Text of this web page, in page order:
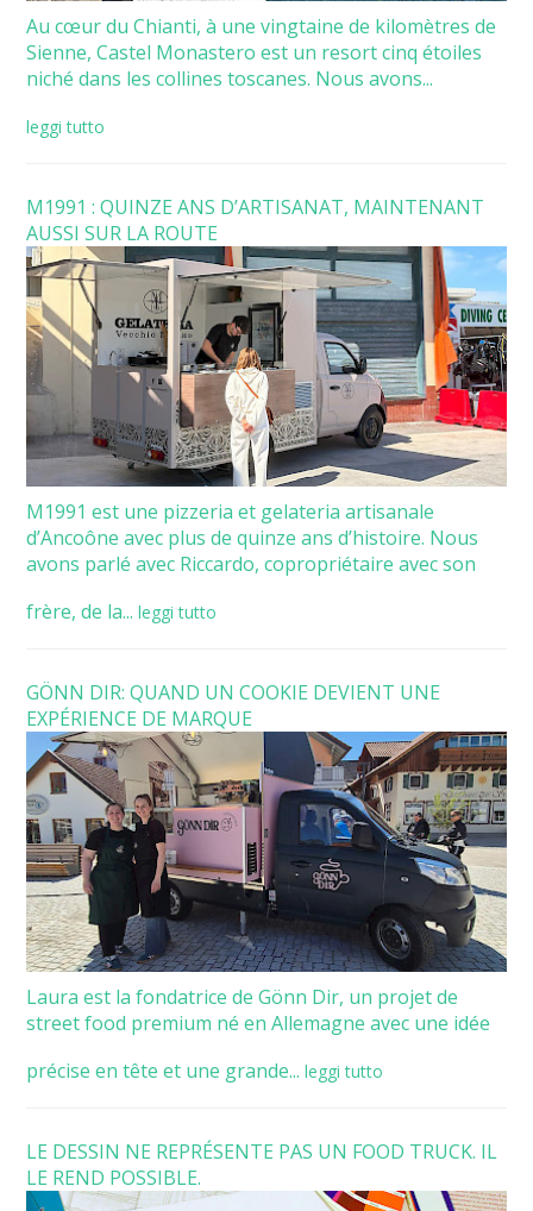
Au cœur du Chianti, à une vingtaine de kilomètres de
Sienne, Castel Monastero est un resort cinq étoiles
niché dans les collines toscanes. Nous avons...
leggi tutto
M1991 : QUINZE ANS D’ARTISANAT, MAINTENANT
AUSSI SUR LA ROUTE
M1991 est une pizzeria et gelateria artisanale
d’Ancoône avec plus de quinze ans d’histoire. Nous
avons parlé avec Riccardo, copropriétaire avec son
frère, de la... leggi tutto
GÖNN DIR: QUAND UN COOKIE DEVIENT UNE
EXPÉRIENCE DE MARQUE
Laura est la fondatrice de Gönn Dir, un projet de
street food premium né en Allemagne avec une idée
précise en tête et une grande... leggi tutto
LE DESSIN NE REPRÉSENTE PAS UN FOOD TRUCK. IL
LE REND POSSIBLE.